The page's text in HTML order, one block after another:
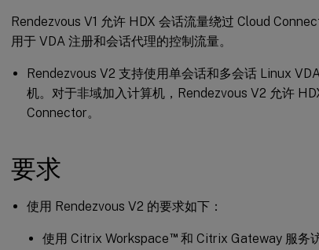
Rendezvous V1 允许 HDX 会话流量绕过 Cloud
用于 VDA 注册和会话代理的控制流量。
Rendezvous V2 支持使用单会话和多会话 Linux
机。对于非域加入计算机，Rendezvous V2 允许
Connector。
要求
使用 Rendezvous V2 的要求如下：
使用 Citrix Workspace™和 Citrix Gateway 服务访